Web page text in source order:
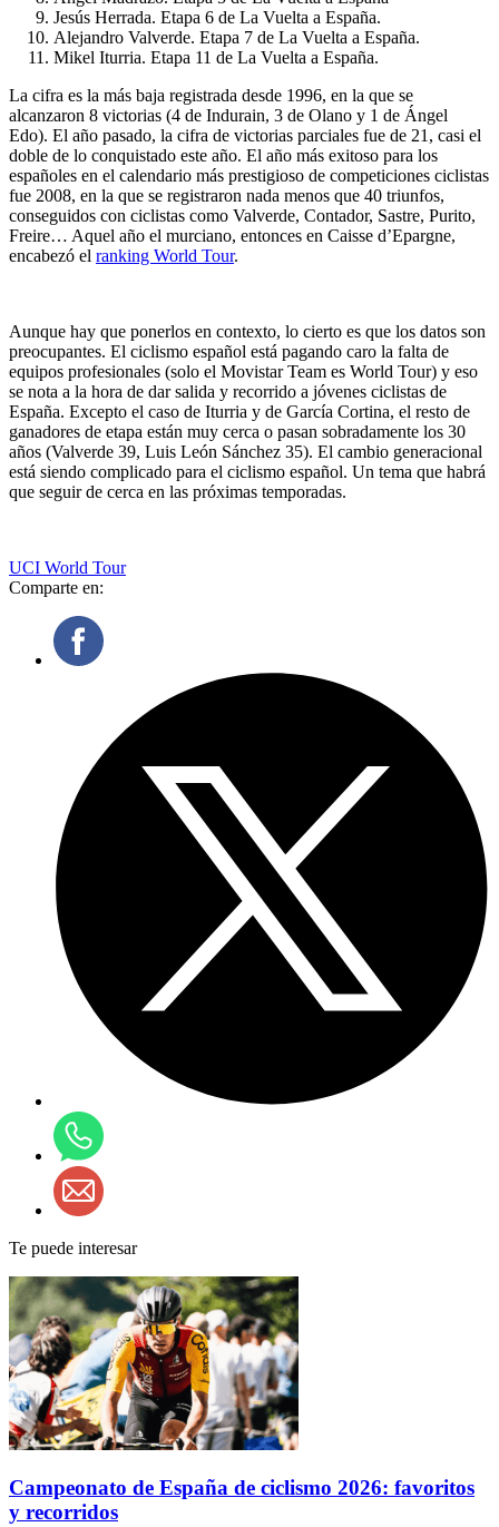
Jesús Herrada. Etapa 6 de La Vuelta a España.
Alejandro Valverde. Etapa 7 de La Vuelta a España.
Mikel Iturria. Etapa 11 de La Vuelta a España.
La cifra es la más baja registrada desde 1996, en la que se
alcanzaron 8 victorias (4 de Indurain, 3 de Olano y 1 de Ángel
Edo). El año pasado, la cifra de victorias parciales fue de 21, casi el
doble de lo conquistado este año. El año más exitoso para los
españoles en el calendario más prestigioso de competiciones ciclistas
fue 2008, en la que se registraron nada menos que 40 triunfos,
conseguidos con ciclistas como Valverde, Contador, Sastre, Purito,
Freire… Aquel año el murciano, entonces en Caisse d’Epargne,
encabezó el ranking World Tour.
Aunque hay que ponerlos en contexto, lo cierto es que los datos son
preocupantes. El ciclismo español está pagando caro la falta de
equipos profesionales (solo el Movistar Team es World Tour) y eso
se nota a la hora de dar salida y recorrido a jóvenes ciclistas de
España. Excepto el caso de Iturria y de García Cortina, el resto de
ganadores de etapa están muy cerca o pasan sobradamente los 30
años (Valverde 39, Luis León Sánchez 35). El cambio generacional
está siendo complicado para el ciclismo español. Un tema que habrá
que seguir de cerca en las próximas temporadas.
UCI World Tour
Comparte en:
Te puede interesar
Campeonato de España de ciclismo 2026: favoritos
y recorridos